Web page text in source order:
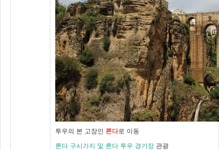
투우의 본 고장인 론다로 이동
론다 구시가지 및 론다 투우 경기장 관광